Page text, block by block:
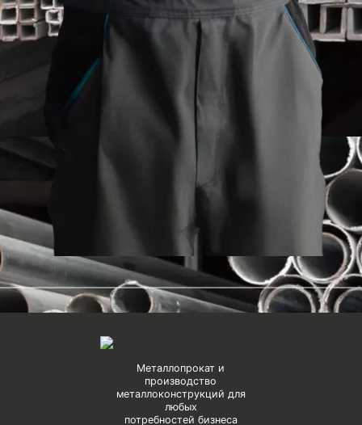
Металлопрокат и
производство
металлоконструкций для
любых
потребностей бизнеса